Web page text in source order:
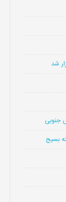
شد
جنوبی
بسیج